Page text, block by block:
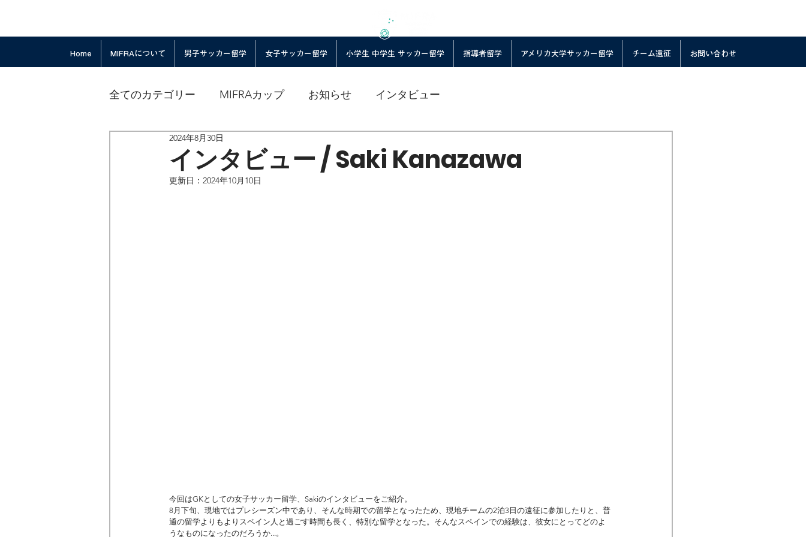
Home MIFRAについて 男子サッカー留学 女子サッカー留学 小学生 中学生 サッカー留学 指導者留学 アメリカ大学サッカー留学 チーム遠征 お問い合わせ
全てのカテゴリー MIFRAカップ お知らせ インタビュー
インタビュー / Saki Kanazawa
2024年8月30日
更新日： 2024年10月10日
今回はGKとしての女子サッカー留学、Sakiのインタビューをご紹介。
8月下旬、現地ではプレシーズン中であり、そんな時期での留学となったため、現地チームの2泊3日の遠征に参加したりと、普
通の留学よりもよりスペイン人と過ごす時間も長く、特別な留学となった。そんなスペインでの経験は、彼女にとってどのよ
うなものになったのだろうか...。